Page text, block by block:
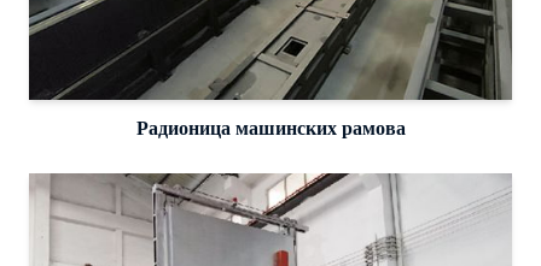
Радионица машинских рамова